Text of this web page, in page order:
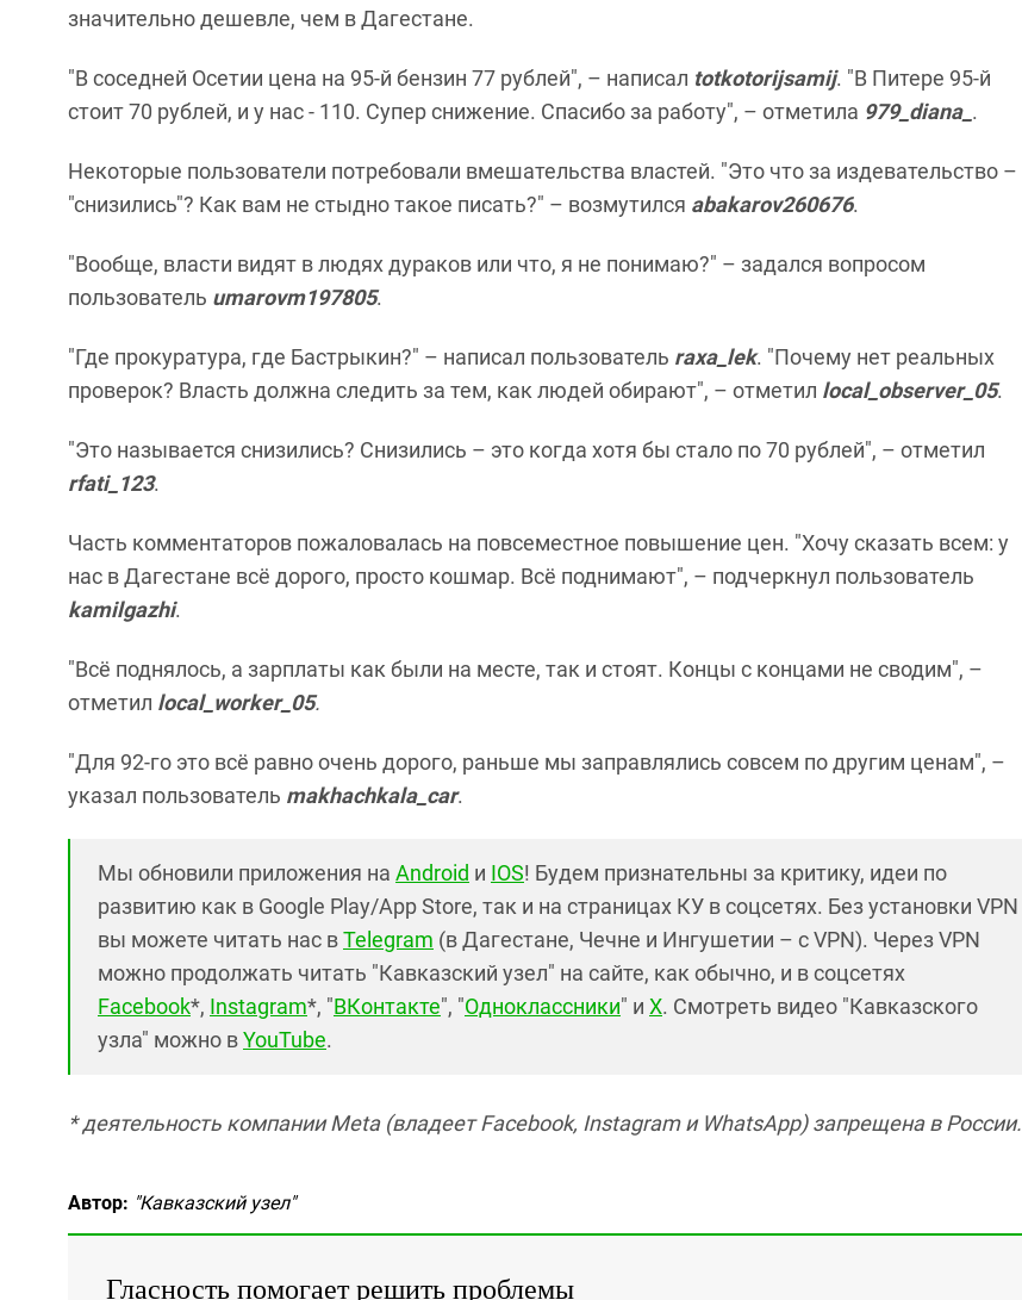
значительно дешевле, чем в Дагестане.
"В соседней Осетии цена на 95-й бензин 77 рублей", – написал totkotorijsamij. "В Питере 95-й
стоит 70 рублей, и у нас - 110. Супер снижение. Спасибо за работу", – отметила 979_diana_ .
Некоторые пользователи потребовали вмешательства властей. "Это что за издевательство –
"снизились"? Как вам не стыдно такое писать?" – возмутился abakarov260676.
"Вообще, власти видят в людях дураков или что, я не понимаю?" – задался вопросом
пользователь umarovm197805.
"Где прокуратура, где Бастрыкин?" – написал пользователь raxa_lek. "Почему нет реальных
проверок? Власть должна следить за тем, как людей обирают", – отметил local_observer_05.
"Это называется снизились? Снизились – это когда хотя бы стало по 70 рублей", – отметил
rfati_123.
Часть комментаторов пожаловалась на повсеместное повышение цен. "Хочу сказать всем: у
нас в Дагестане всё дорого, просто кошмар. Всё поднимают", – подчеркнул пользователь
kamilgazhi.
"Всё поднялось, а зарплаты как были на месте, так и стоят. Концы с концами не сводим", –
отметил local_worker_05.
"Для 92-го это всё равно очень дорого, раньше мы заправлялись совсем по другим ценам", –
указал пользователь makhachkala_car.
Мы обновили приложения на Android и IOS! Будем признательны за критику, идеи по
развитию как в Google Play/App Store, так и на страницах КУ в соцсетях. Без установки VPN
вы можете читать нас вTelegram (в Дагестане, Чечне и Ингушетии – с VPN). Через VPN
можно продолжать читать "Кавказский узел" на сайте, как обычно, и в соцсетях
Facebook*, Instagram*, "ВКонтакте", "Одноклассники" и X. Смотреть видео "Кавказского
узла" можно вYouTube.
* деятельность компании Meta (владеет Facebook, Instagram и WhatsApp) запрещена в России.
Автор: "Кавказский узел"
Гласность помогает решить проблемы